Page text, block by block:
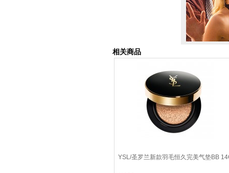
相关商品
YSL/圣罗兰新款羽毛恒久完美气垫BB